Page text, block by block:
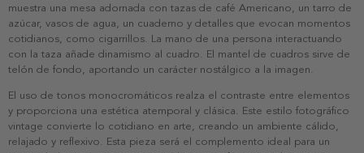
muestra una mesa adornada con tazas de café Americano, un tarro de
azúcar, vasos de agua, un cuaderno y detalles que evocan momentos
cotidianos, como cigarrillos. La mano de una persona interactuando
con la taza añade dinamismo al cuadro. El mantel de cuadros sirve de
telón de fondo, aportando un carácter nostálgico a la imagen.
El uso de tonos monocromáticos realza el contraste entre elementos
y proporciona una estética atemporal y clásica. Este estilo fotográfico
vintage convierte lo cotidiano en arte, creando un ambiente cálido,
relajado y reflexivo. Esta pieza será el complemento ideal para un